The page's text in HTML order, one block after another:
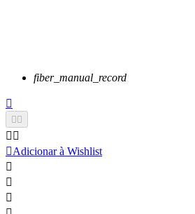
fiber_manual_record


 
Adicionar à Wishlist


